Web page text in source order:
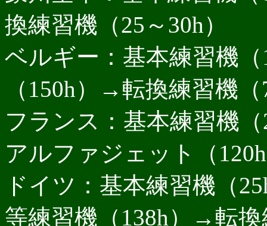
換練習機（25～30h）
ベルギー：基本練習機
（150h）→転換練習機（
フランス：基本練習機
アルファジェット（
ドイツ：基本練習機（
等練習機（138h）→転換